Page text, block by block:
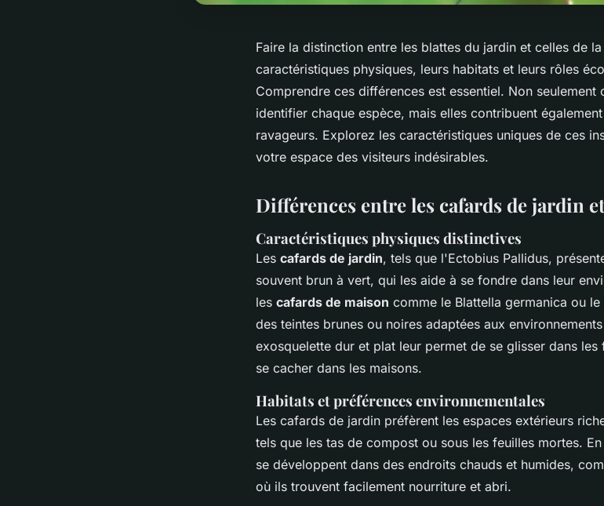
Faire la distinction entre les blattes du jardin et celles de
caractéristiques physiques, leurs habitats et leurs rôles
Comprendre ces différences est essentiel. Non seulement
identifier chaque espèce, mais elles contribuent
ravageurs. Explorez les caractéristiques uniques de ces
votre espace des visiteurs indésirables.
Différences entre les cafards de jardin
Caractéristiques physiques distinctives
Les cafards de jardin, tels que l'Ectobius Pallidus,
souvent brun à vert, qui les aide à se fondre dans leur
les cafards de maison comme le Blattella germanica ou
des teintes brunes ou noires adaptées aux
exosquelette dur et plat leur permet de se glisser dans
se cacher dans les maisons.
Habitats et préférences environnementales
Les cafards de jardin préfèrent les espaces extérieurs
tels que les tas de compost ou sous les feuilles mortes.
se développent dans des endroits chauds et humides,
où ils trouvent facilement nourriture et abri.